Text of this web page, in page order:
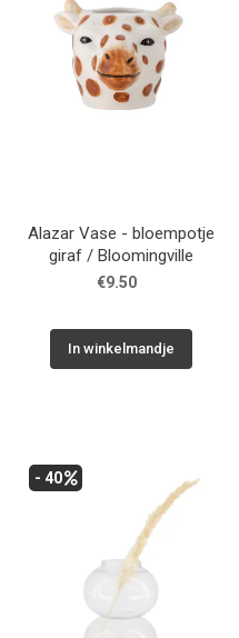
Alazar Vase - bloempotje
giraf / Bloomingville
€9.50
In winkelmandje
- 40